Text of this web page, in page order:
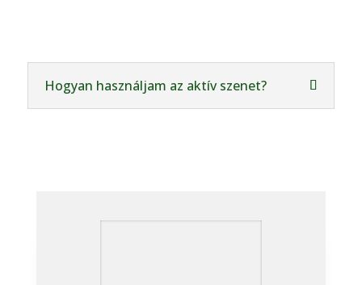
Hogyan használjam az aktív szenet?